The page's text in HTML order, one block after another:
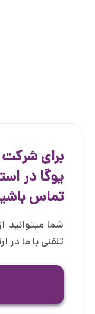
برای
یوگا در
تماس
شما میتوانید
تلفنی با ما در